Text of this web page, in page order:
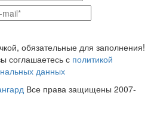
обязательные для заполнения!
соглашаетесь с политикой
данных
Все права защищены 2007-